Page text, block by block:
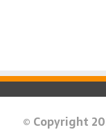
© Copyright